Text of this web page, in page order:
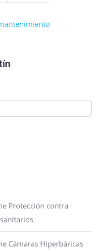
página
Protección contra
Cámaras Hiperbáricas